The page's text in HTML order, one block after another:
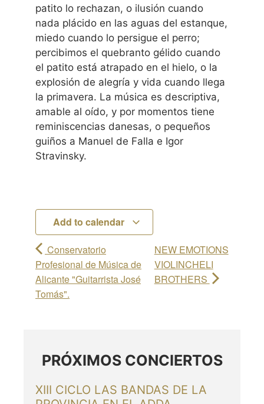
patito lo rechazan, o ilusión cuando
nada plácido en las aguas del estanque,
miedo cuando lo persigue el perro;
percibimos el quebranto gélido cuando
el patito está atrapado en el hielo, o la
explosión de alegría y vida cuando llega
la primavera. La música es descriptiva,
amable al oído, y por momentos tiene
reminiscencias danesas, o pequeños
guiños a Manuel de Falla e Igor
Stravinsky.
Add to calendar
Conservatorio
Profesional de Música de
Alicante "Guitarrista José
Tomás".
NEW EMOTIONS
VIOLINCHELI
BROTHERS
PRÓXIMOS CONCIERTOS
XIII CICLO LAS BANDAS DE LA